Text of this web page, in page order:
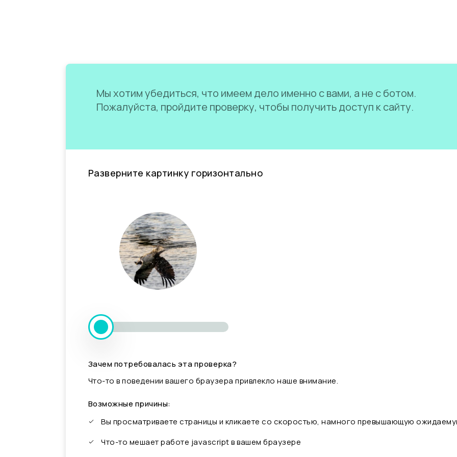
Мы хотим убедиться, что имеем дело именно с вами, а не с ботом.
Пожалуйста, пройдите проверку, чтобы получить доступ к сайту.
Разверните картинку горизонтально
Зачем потребовалась эта проверка?
Что-то в поведении вашего браузера привлекло наше внимание.
Возможные причины:
Вы просматриваете страницы и кликаете со скоростью, намного превышающую
Что-то мешает работе javascript в вашем браузере